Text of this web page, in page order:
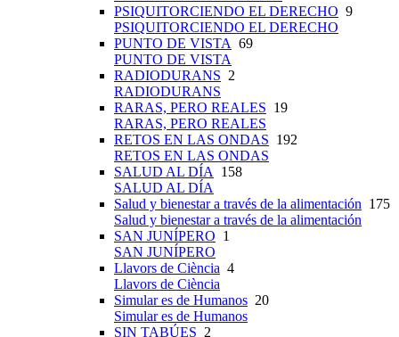
PSIQUITORCIENDO EL DERECHO 9
PSIQUITORCIENDO EL DERECHO
PUNTO DE VISTA 69
PUNTO DE VISTA
RADIODURANS 2
RADIODURANS
RARAS, PERO REALES 19
RARAS, PERO REALES
RETOS EN LAS ONDAS 192
RETOS EN LAS ONDAS
SALUD AL DÍA
158
SALUD AL DÍA
Salud y bienestar a través de la alimentación 175
Salud y bienestar a través de la alimentación
SAN JUNÍPERO 1
SAN JUNÍPERO
Llavors de Ciència 4
Llavors de Ciència
Simular es de Humanos 20
Simular es de Humanos
SIN TABÚES 2